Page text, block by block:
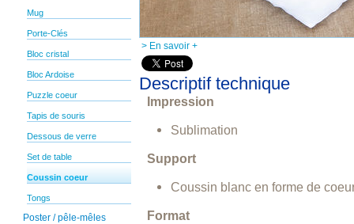
Mug
Porte-Clés
Bloc cristal
Bloc Ardoise
Puzzle coeur
Tapis de souris
Dessous de verre
Set de table
Coussin coeur
Tongs
Poster / pêle-mêles
> En savoir +
Descriptif technique
Impression
Sublimation
Support
Coussin blanc en forme de
Format